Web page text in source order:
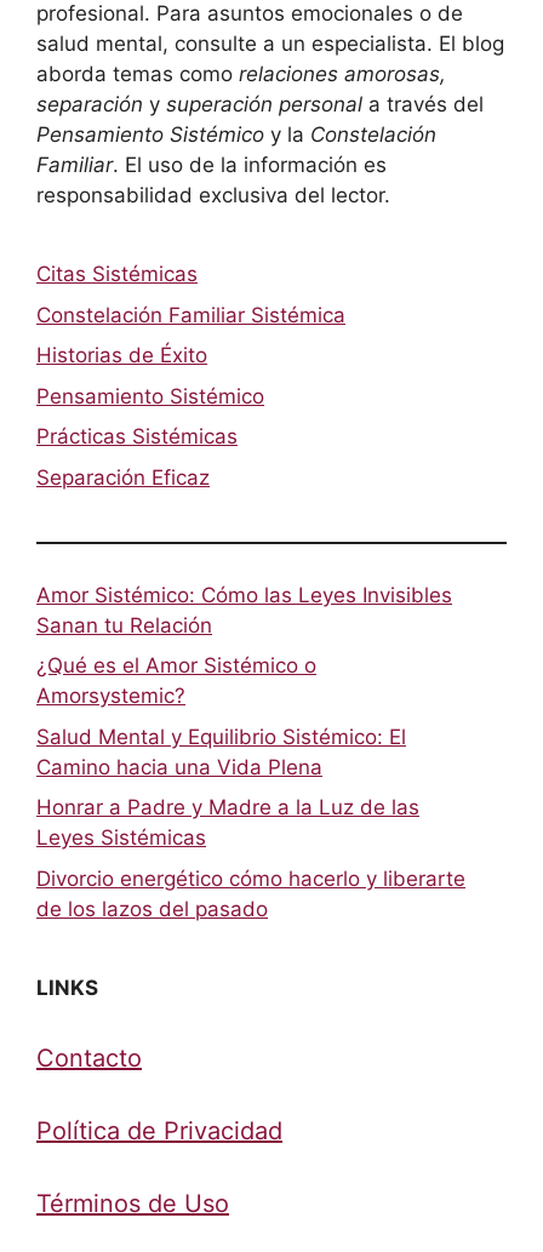
profesional. Para asuntos emocionales o de
salud mental, consulte a un especialista. El blog
aborda temas como relaciones amorosas,
separación y superación personal a través del
Pensamiento Sistémico y la Constelación
Familiar. El uso de la información es
responsabilidad exclusiva del lector.
Citas Sistémicas
Constelación Familiar Sistémica
Historias de Éxito
Pensamiento Sistémico
Prácticas Sistémicas
Separación Eficaz
Amor Sistémico: Cómo las Leyes Invisibles
Sanan tu Relación
¿Qué es el Amor Sistémico o
Amorsystemic?
Salud Mental y Equilibrio Sistémico: El
Camino hacia una Vida Plena
Honrar a Padre y Madre a la Luz de las
Leyes Sistémicas
Divorcio energético cómo hacerlo y liberarte
de los lazos del pasado
LINKS
Contacto
Política de Privacidad
Términos de Uso